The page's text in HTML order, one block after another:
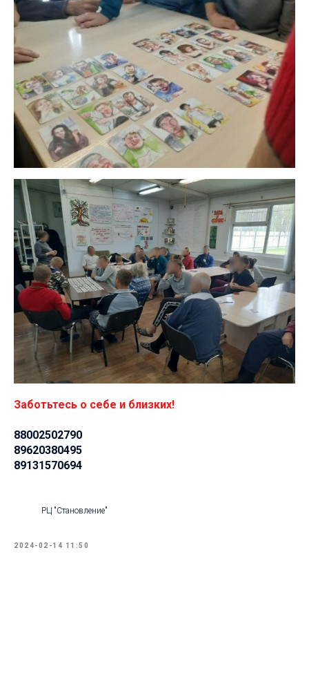
Заботьтесь о себе и близких!
88002502790
89620380495
89131570694
РЦ "Становление"
2024-02-14 11:50